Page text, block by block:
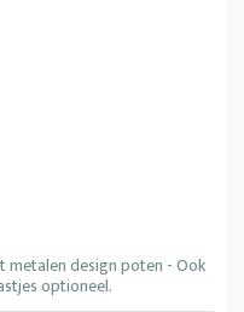
metalen design poten - Ook
optioneel.